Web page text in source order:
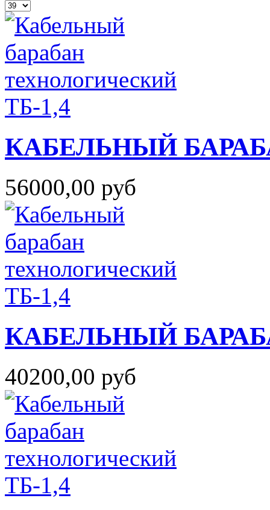
КАБЕЛЬНЫЙ
56000,00 руб
КАБЕЛЬНЫЙ
40200,00 руб